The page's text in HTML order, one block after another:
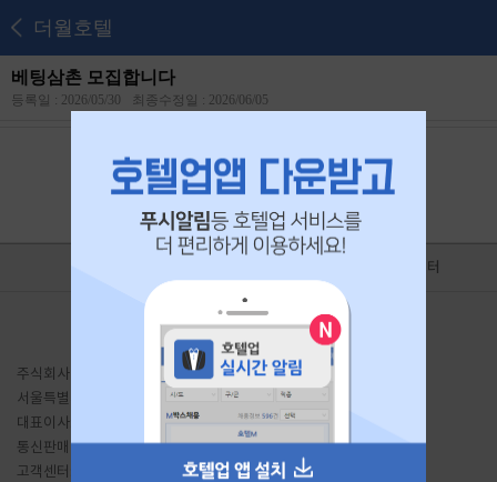
더월호텔
베팅삼촌 모집합니다
등록일 : 2026/05/30 최종수정일 : 2026/06/05
본 공고는2026년 06월 18일 에 마감되었습니다.
고객센터
유료서비스 이용약관 개인정보처리방침
주식회사 호텔업디알티
서울특별시 금천구 가산동 691 대륭테크노타운20차 1807호
대표이사: 이송주
사업자등록번호: 441-87-01934
통신판매업신고: 서울금천-1204 호
직업정보: J1206020200010
고객센터: 1644-7896
Fax: 02-2225-8487